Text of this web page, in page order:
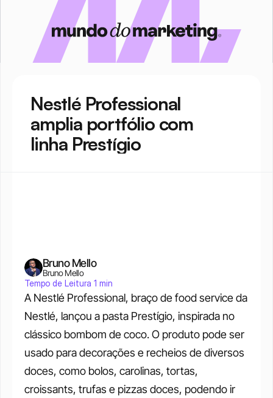
Nestlé Professional
amplia portfólio com
linha Prestígio
A Nestlé Professional, braço de food service da
Nestlé, lançou a pasta Prestígio, inspirada no
clássico bombom de coco. O produto pode ser
usado para decorações e recheios de diversos
doces, como bolos, carolinas, tortas,
croissants, trufas e pizzas doces, podendo ir
Bruno Mello
Bruno Mello
Tempo de Leitura 1 min